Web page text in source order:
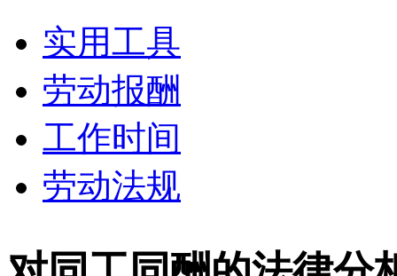
实用工具
劳动报酬
工作时间
劳动法规